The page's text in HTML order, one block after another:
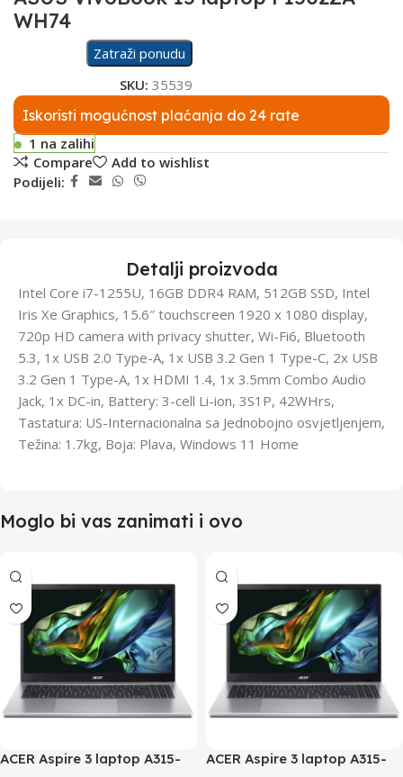
WH74
Zatraži ponudu
SKU: 35539
Iskoristi mogućnost plaćanja do 24 rate
1 na zalihi
Compare
Add to wishlist
Podijeli:
Detalji proizvoda
Intel Core i7-1255U, 16GB DDR4 RAM, 512GB SSD, Intel
Iris Xe Graphics, 15.6″ touchscreen 1920 x 1080 display,
720p HD camera with privacy shutter, Wi-Fi6, Bluetooth
5.3, 1x USB 2.0 Type-A, 1x USB 3.2 Gen 1 Type-C, 2x USB
3.2 Gen 1 Type-A, 1x HDMI 1.4, 1x 3.5mm Combo Audio
Jack, 1x DC-in, Battery: 3-cell Li-ion, 3S1P, 42WHrs,
Tastatura: US-Internacionalna sa Jednobojno osvjetljenjem,
Težina: 1.7kg, Boja: Plava, Windows 11 Home
Moglo bi vas zanimati i ovo
ACER Aspire 3 laptop A315-
ACER Aspire 3 laptop A315-